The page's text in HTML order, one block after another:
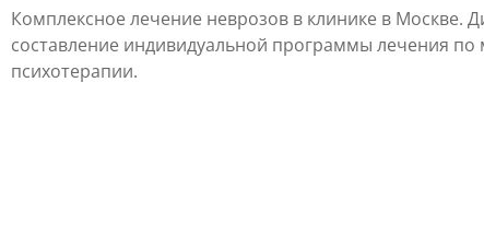
Комплексное лечение неврозов в клинике в Москве.
составление индивидуальной программы лечения
психотерапии.